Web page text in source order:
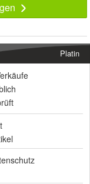
Platin